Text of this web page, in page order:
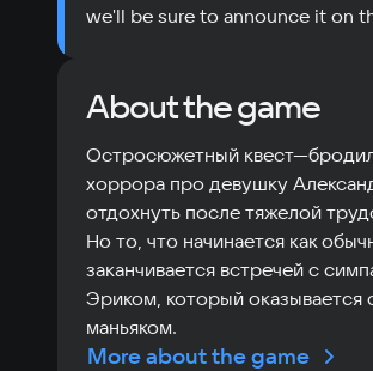
we'll be sure to announce it on
About the game
Остросюжетный
хоррора про девушку
отдохнуть после тяжелой
Но то, что начинается как
заканчивается встречей с
Эриком, который
маньяком.
More about the game